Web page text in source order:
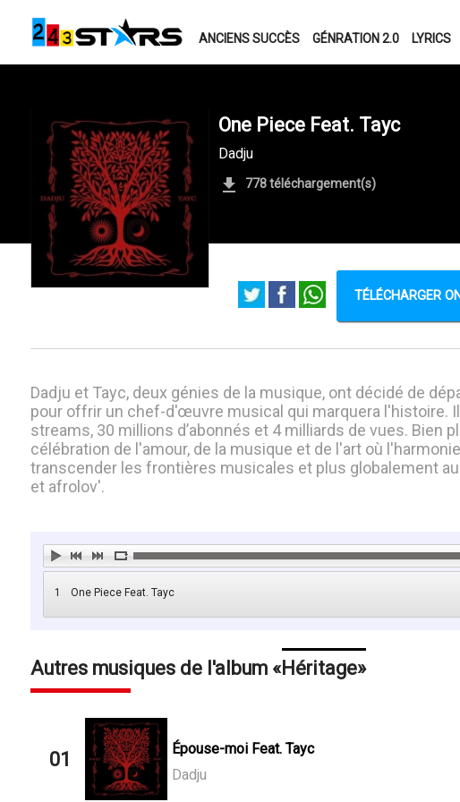
ANCIENS SUCCÈS GÉNRATION 2.0 LYRICS
One Piece Feat. Tayc
Dadju
778 téléchargement(s)
TÉLÉCHARGER
Dadju et Tayc, deux génies de la musique, ont décidé de
pour offrir un chef-d'œuvre musical qui marquera l'histoire.
streams, 30 millions d’abonnés et 4 milliards de vues. Bien
célébration de l'amour, de la musique et de l'art où
transcender les frontières musicales et plus globalement
et afrolov'.
1 One Piece Feat. Tayc
Autres musiques de l'album Héritage
01
Épouse-moi Feat. Tayc
Dadju